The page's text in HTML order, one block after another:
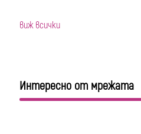
виж всички
Интересно от мрежата